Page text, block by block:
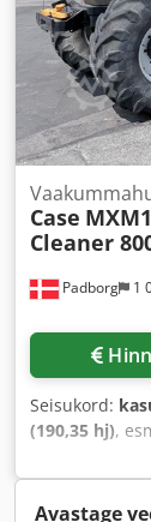
Padborg 1
Case
Cleaner
Seisukord:
(190,35 hj),
Avastage